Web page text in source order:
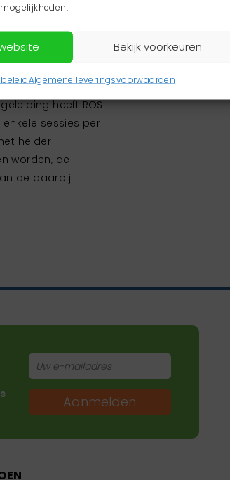
Bekijk voorkeuren
Algemene leveringsvoorwaarden
zijn
heeft ROS
sessies per
helder
worden, de
de daarbij
Aanmelden